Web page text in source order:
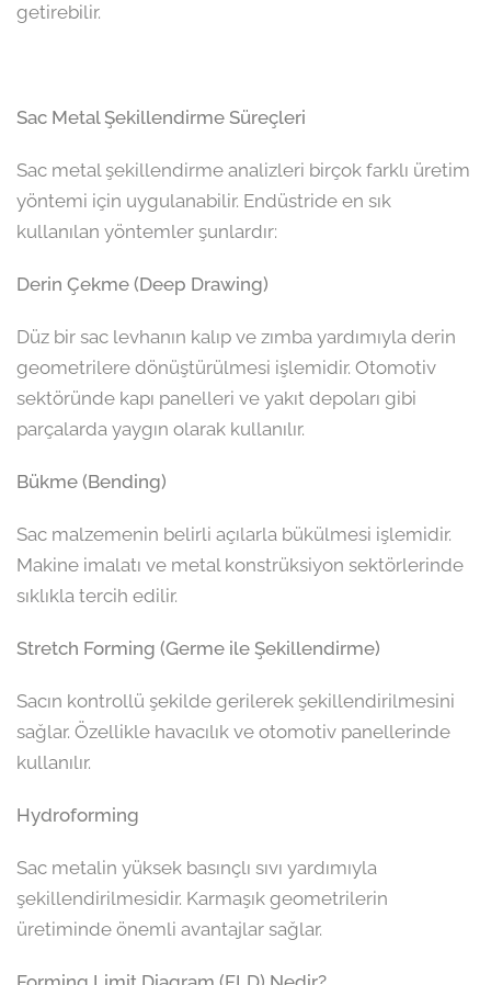
getirebilir.
Sac Metal Şekillendirme Süreçleri
Sac metal şekillendirme analizleri birçok farklı üretim
yöntemi için uygulanabilir. Endüstride en sık
kullanılan yöntemler şunlardır:
Derin Çekme (Deep Drawing)
Düz bir sac levhanın kalıp ve zımba yardımıyla derin
geometrilere dönüştürülmesi işlemidir. Otomotiv
sektöründe kapı panelleri ve yakıt depoları gibi
parçalarda yaygın olarak kullanılır.
Bükme (Bending)
Sac malzemenin belirli açılarla bükülmesi işlemidir.
Makine imalatı ve metal konstrüksiyon sektörlerinde
sıklıkla tercih edilir.
Stretch Forming (Germe ile Şekillendirme)
Sacın kontrollü şekilde gerilerek şekillendirilmesini
sağlar. Özellikle havacılık ve otomotiv panellerinde
kullanılır.
Hydroforming
Sac metalin yüksek basınçlı sıvı yardımıyla
şekillendirilmesidir. Karmaşık geometrilerin
üretiminde önemli avantajlar sağlar.